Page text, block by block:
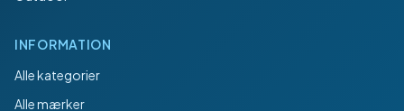
INFORMATION
Alle kategorier
Alle mærker